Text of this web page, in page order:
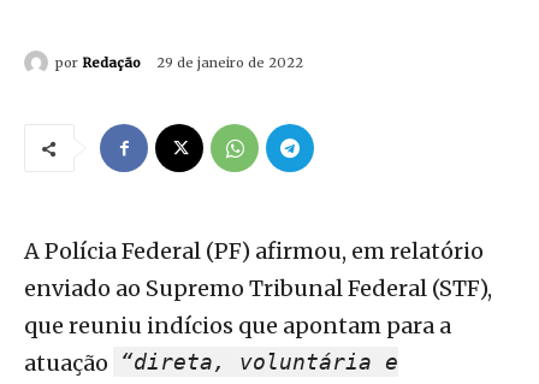
por Redação 29 de janeiro de 2022
A Polícia Federal (PF) afirmou, em relatório
enviado ao Supremo Tribunal Federal (STF),
que reuniu indícios que apontam para a
atuação
“direta, voluntária e